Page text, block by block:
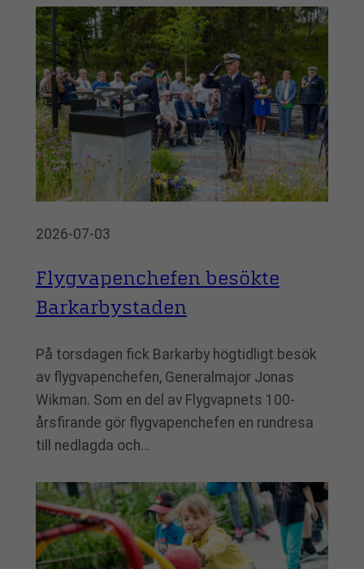
2026-07-03
Flygvapenchefen besökte
Barkarbystaden
På torsdagen fick Barkarby högtidligt besök
av flygvapenchefen, Generalmajor Jonas
Wikman. Som en del av Flygvapnets 100-
årsfirande gör flygvapenchefen en rundresa
till nedlagda och…